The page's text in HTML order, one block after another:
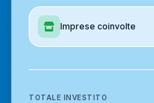
Imprese coinvolte
TOTALE INVESTITO